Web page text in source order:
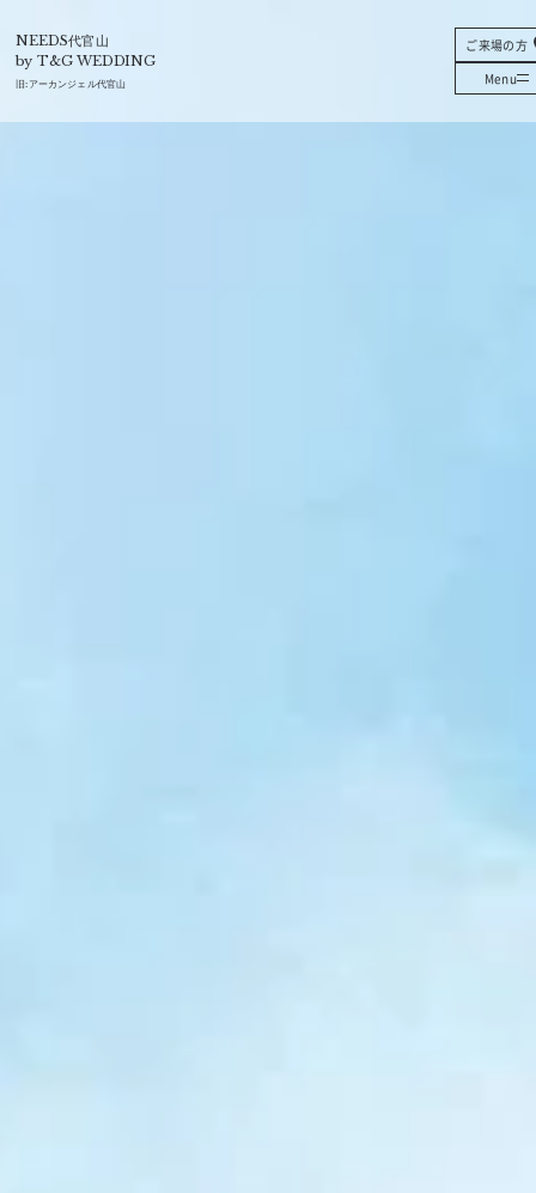
NEEDS代官山
by T&G WEDDING
旧:アーカンジェル代官山
ご来場の方
Menu